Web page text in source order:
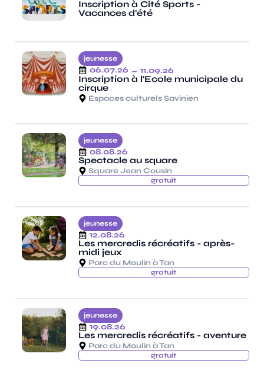
Inscription à Cité Sports -
Vacances d'été
jeunesse
06.07.26 → 11.09.26
Inscription à l'Ecole municipale du
cirque
Espaces culturels Savinien
jeunesse
08.08.26
Spectacle au square
Square Jean Cousin
gratuit
jeunesse
12.08.26
Les mercredis récréatifs - après-
midi jeux
Parc du Moulin à Tan
gratuit
jeunesse
19.08.26
Les mercredis récréatifs - aventure
Parc du Moulin à Tan
gratuit